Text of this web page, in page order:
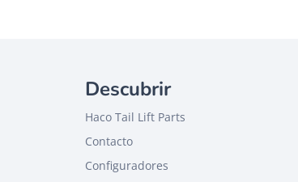
Descubrir
Haco Tail Lift Parts
Contacto
Configuradores